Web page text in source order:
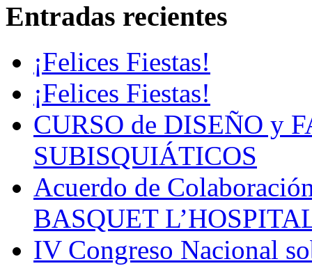
Entradas recientes
¡Felices Fiestas!
¡Felices Fiestas!
CURSO de DISEÑO y
SUBISQUIÁTICOS
Acuerdo de
BASQUET
IV Congreso Nacional